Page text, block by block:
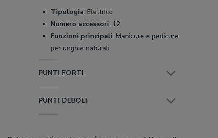
Tipologia: Elettrico
Numero accessori: 12
Funzioni principali: Manicure e pedicure
per unghie naturali
PUNTI FORTI
PUNTI DEBOLI